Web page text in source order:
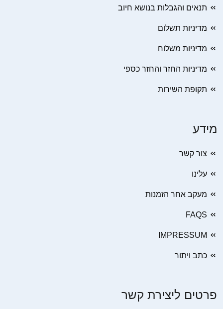
תנאים והגבלות בנושא חיוב
מדיניות תשלום
מדיניות משלוח
מדיניות החזר והחזר כספי
תקופת השירות
מידע
צור קשר
עלינו
מעקב אחר הזמנות
FAQS
IMPRESSUM
כתב ויתור
פרטים ליצירת קשר